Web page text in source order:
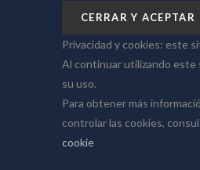
Privacidad y cookies: este
Al continuar utilizando este
su uso.
Para obtener más
controlar las cookies,
cookie